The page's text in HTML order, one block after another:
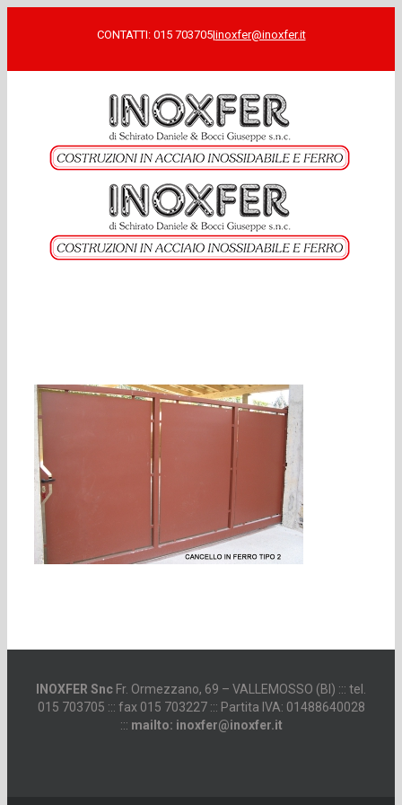
CONTATTI: 015 703705|inoxfer@inoxfer.it
INOXFER Snc Fr. Ormezzano, 69 – VALLEMOSSO (BI) ::: tel.
015 703705 ::: fax 015 703227 ::: Partita IVA: 01488640028
::: mailto: inoxfer@inoxfer.it